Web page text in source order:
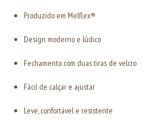
Produzido em Melflex®
Design moderno e lúdico
Fechamento com duas tiras de velcro
Fácil de calçar e ajustar
Leve, confortável e resistente